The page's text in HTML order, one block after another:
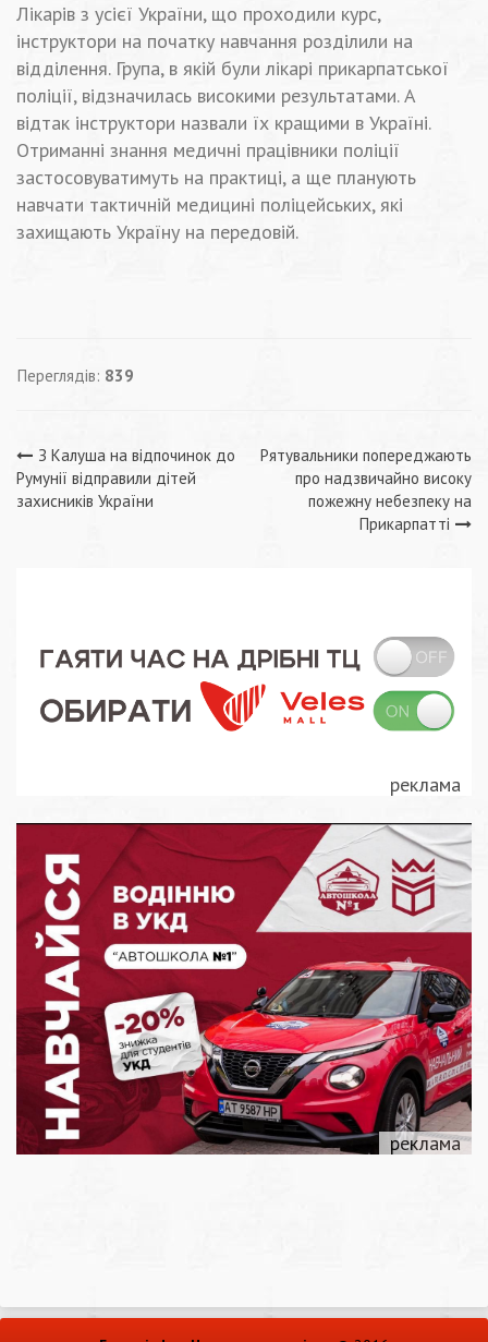
Лікарів з усієї України, що проходили курс,
інструктори на початку навчання розділили на
відділення. Група, в якій були лікарі прикарпатської
поліції, відзначилась високими результатами. А
відтак інструктори назвали їх кращими в Україні.
Отриманні знання медичні працівники поліції
застосовуватимуть на практиці, а ще планують
навчати тактичній медицині поліцейських, які
захищають Україну на передовій.
Переглядів: 839
Навігація
записів
З Калуша на відпочинок до
Румунії відправили дітей
захисників України
Рятувальники попереджають
про надзвичайно високу
пожежну небезпеку на
Прикарпатті